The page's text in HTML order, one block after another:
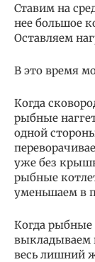
Ставим на
нее большое
Оставляем
В это время
Когда
рыбные
одной
уже без
рыбные
уменьшаем в
Когда рыбные
выкладываем
весь лишний